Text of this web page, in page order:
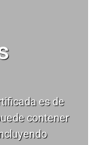
es de
contener